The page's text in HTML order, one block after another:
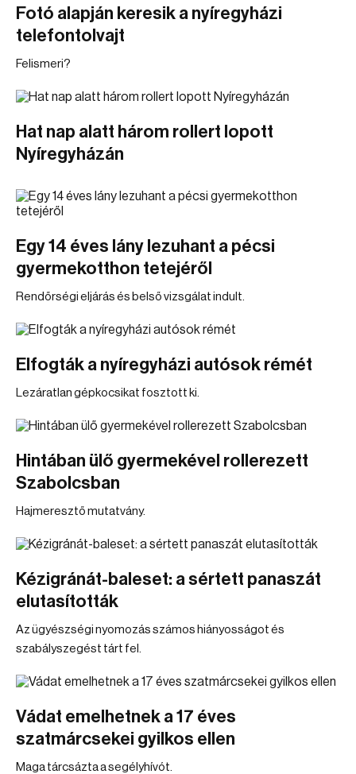
Fotó alapján keresik a nyíregyházi
telefontolvajt
Felismeri?
Hat nap alatt három rollert lopott
Nyíregyházán
Egy 14 éves lány lezuhant a pécsi
gyermekotthon tetejéről
Rendőrségi eljárás és belső vizsgálat indult.
Elfogták a nyíregyházi autósok rémét
Lezáratlan gépkocsikat fosztott ki.
Hintában ülő gyermekével rollerezett
Szabolcsban
Hajmeresztő mutatvány.
Kézigránát-baleset: a sértett panaszát
elutasították
Az ügyészségi nyomozás számos hiányosságot és
szabályszegést tárt fel.
Vádat emelhetnek a 17 éves
szatmárcsekei gyilkos ellen
Maga tárcsázta a segélyhívót.